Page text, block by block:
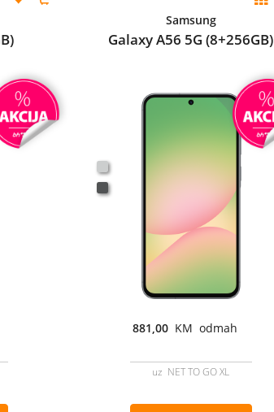
Samsung
Galaxy A56 5G (8+256GB)
881,00 KM odmah
uz NET TO GO XL